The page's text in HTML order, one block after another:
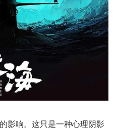
影响。这只是一种心理阴影